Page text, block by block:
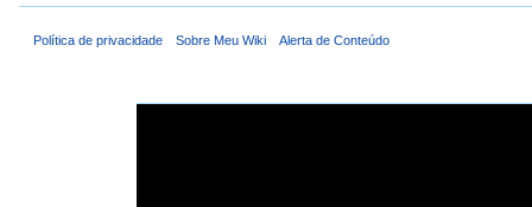
Política de privacidade Sobre Meu Wiki Alerta de Conteúdo